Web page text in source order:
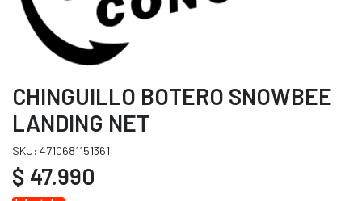
CHINGUILLO BOTERO SNOWBEE
LANDING NET
SKU: 4710681151361
$ 47.990